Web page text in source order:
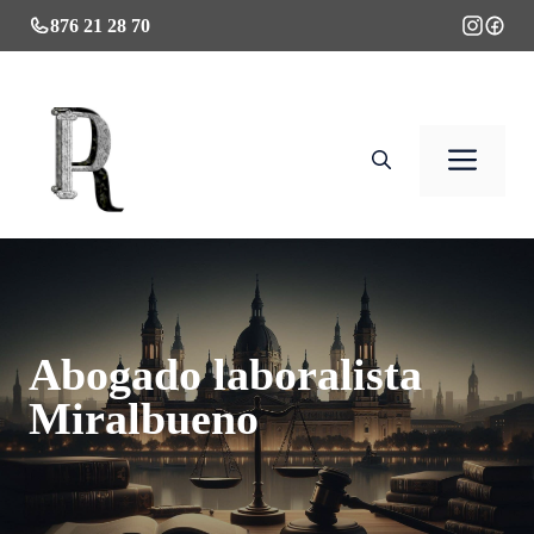
Saltar
al
876 21 28 70
Abogado laboralista
Miralbueno